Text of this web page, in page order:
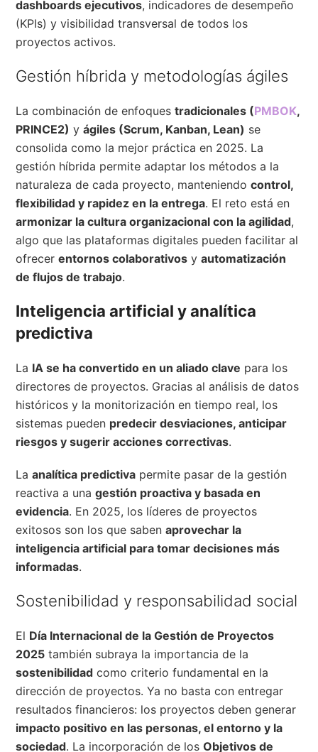
dashboards ejecutivos, indicadores de desempeño
(KPIs) y visibilidad transversal de todos los
proyectos activos.
Gestión híbrida y metodologías ágiles
La combinación de enfoquestradicionales (PMBOK,
PRINCE2) yágiles (Scrum, Kanban, Lean) se
consolida como la mejor práctica en 2025. La
gestión híbrida permite adaptar los métodos a la
naturaleza de cada proyecto, manteniendocontrol,
flexibilidad y rapidez en la entrega. El reto está en
armonizar la cultura organizacional con la agilidad,
algo que las plataformas digitales pueden facilitar al
ofrecerentornos colaborativos yautomatización
de flujos de trabajo.
Inteligencia artificial y analítica
predictiva
La IA se ha convertido en un aliado clave para los
directores de proyectos. Gracias al análisis de datos
históricos y la monitorización en tiempo real, los
sistemas pueden predecir desviaciones, anticipar
riesgos y sugerir acciones correctivas.
Laanalítica predictiva permite pasar de la gestión
reactiva a unagestión proactiva y basada en
evidencia. En 2025, los líderes de proyectos
exitosos son los que sabenaprovechar la
inteligencia artificial para tomar decisiones más
informadas.
Sostenibilidad y responsabilidad social
El Día Internacional de la Gestión de Proyectos
2025 también subraya la importancia de la
sostenibilidad como criterio fundamental en la
dirección de proyectos. Ya no basta con entregar
resultados financieros: los proyectos deben generar
impacto positivo en las personas, el entorno y la
sociedad. La incorporación de losObjetivos de